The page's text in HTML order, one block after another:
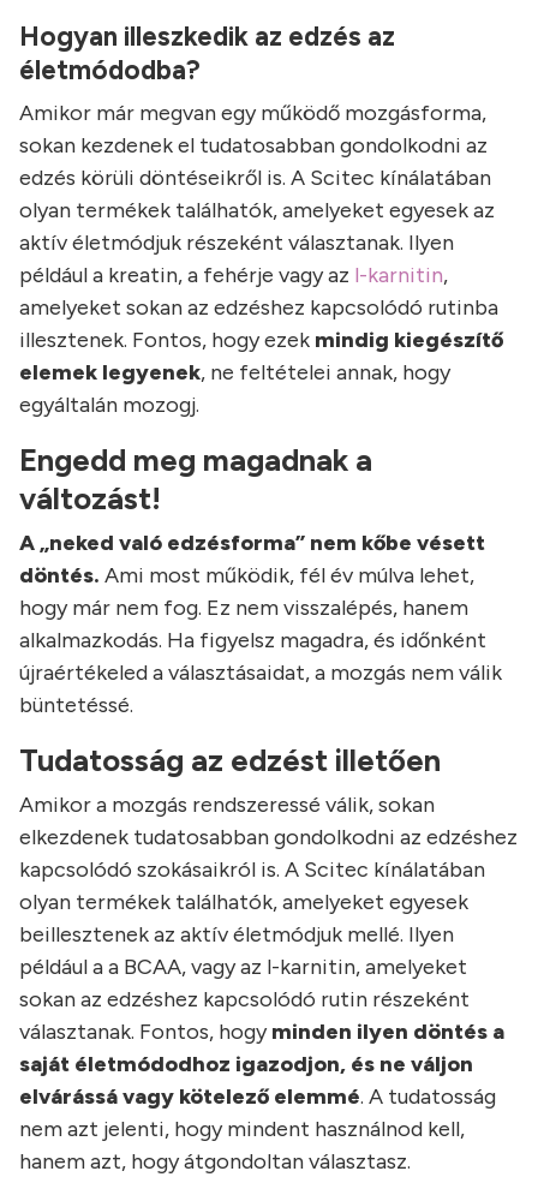
Hogyan illeszkedik az edzés az
életmódodba?
Amikor már megvan egy működő mozgásforma,
sokan kezdenek el tudatosabban gondolkodni az
edzés körüli döntéseikről is. A Scitec kínálatában
olyan termékek találhatók, amelyeket egyesek az
aktív életmódjuk részeként választanak. Ilyen
például a kreatin, a fehérje vagy az l-karnitin,
amelyeket sokan az edzéshez kapcsolódó rutinba
illesztenek. Fontos, hogy ezek mindig kiegészítő
elemek legyenek, ne feltételei annak, hogy
egyáltalán mozogj.
Engedd meg magadnak a
változást!
A „neked való edzésforma” nem kőbe vésett
döntés. Ami most működik, fél év múlva lehet,
hogy már nem fog. Ez nem visszalépés, hanem
alkalmazkodás. Ha figyelsz magadra, és időnként
újraértékeled a választásaidat, a mozgás nem válik
büntetéssé.
Tudatosság az edzést illetően
Amikor a mozgás rendszeressé válik, sokan
elkezdenek tudatosabban gondolkodni az edzéshez
kapcsolódó szokásaikról is. A Scitec kínálatában
olyan termékek találhatók, amelyeket egyesek
beillesztenek az aktív életmódjuk mellé. Ilyen
például a a BCAA, vagy az l-karnitin, amelyeket
sokan az edzéshez kapcsolódó rutin részeként
választanak. Fontos, hogyminden ilyen döntés a
saját életmódodhoz igazodjon, és ne váljon
elvárássá vagy kötelező elemmé. A tudatosság
nem azt jelenti, hogy mindent használnod kell,
hanem azt, hogy átgondoltan választasz.